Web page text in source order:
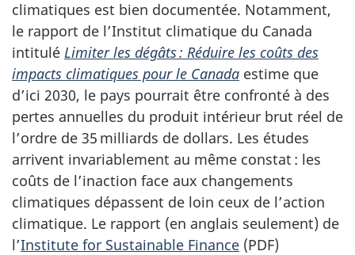
climatiques est bien documentée. Notamment,
le rapport de l’Institut climatique du Canada
intitulé Limiter les dégâts : Réduire les coûts des
impacts climatiques pour le Canada estime que
d’ici 2030, le pays pourrait être confronté à des
pertes annuelles du produit intérieur brut réel de
l’ordre de 35 milliards de dollars. Les études
arrivent invariablement au même constat : les
coûts de l’inaction face aux changements
climatiques dépassent de loin ceux de l’action
climatique. Le rapport (en anglais seulement) de
l’Institute for Sustainable Finance (PDF)